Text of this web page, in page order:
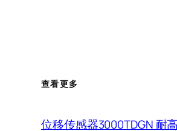
查看更多
位移传感器3000TDGN 耐高